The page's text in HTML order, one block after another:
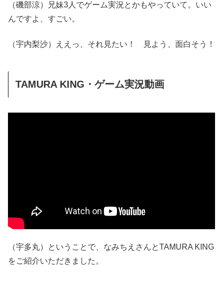
（磯部涼）兄妹3人でゲーム実況とかもやっていて。いい
んですよ、すごい。
（宇内梨沙）ええっ、それ見たい！ 見よう、面白そう！
TAMURA KING・ゲーム実況動画
（宇多丸）ということで、なみちえさんとTAMURA KING
をご紹介いただきました。